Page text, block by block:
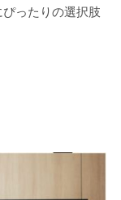
ったりの選択肢